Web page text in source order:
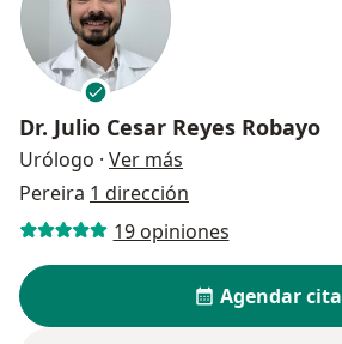
Dr. Julio Cesar Reyes Robayo
Urólogo · Ver más
Pereira 1 dirección
19 opiniones
Agendar cita